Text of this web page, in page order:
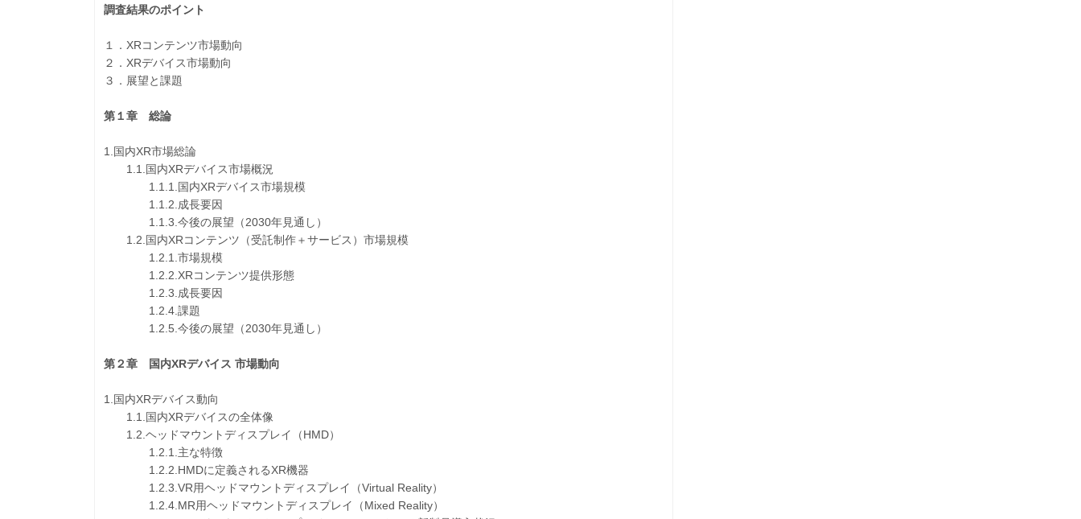
調査結果のポイント
１．XRコンテンツ市場動向
２．XRデバイス市場動向
３．展望と課題
第１章 総論
1.国内XR市場総論
1.1.国内XRデバイス市場概況
1.1.1.国内XRデバイス市場規模
1.1.2.成長要因
1.1.3.今後の展望（2030年見通し）
1.2.国内XRコンテンツ（受託制作＋サービス）市場規模
1.2.1.市場規模
1.2.2.XRコンテンツ提供形態
1.2.3.成長要因
1.2.4.課題
1.2.5.今後の展望（2030年見通し）
第２章 国内XRデバイス 市場動向
1.国内XRデバイス動向
1.1.国内XRデバイスの全体像
1.2.ヘッドマウントディスプレイ（HMD）
1.2.1.主な特徴
1.2.2.HMDに定義されるXR機器
1.2.3.VR用ヘッドマウントディスプレイ（Virtual Reality）
1.2.4.MR用ヘッドマウントディスプレイ（Mixed Reality）